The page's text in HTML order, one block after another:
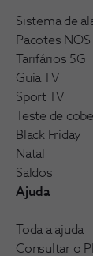
Sistema de
Pacotes NOS
Tarifários 5G
Guia TV
Sport TV
Teste de
Black Friday
Natal
Saldos
Ajuda
Toda a ajuda
Consultar o